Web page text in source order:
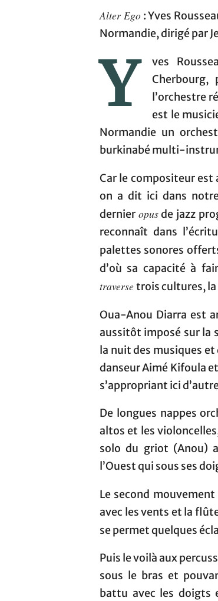
Alter Ego: Yves
Normandie, dirigé par
Y ves
l’orchestre
est le
Normandie un
burkinabé multi-
Car le compositeur
on a dit ici dans
dernier opusde jazz
reconnaît dans
palettes sonores
d’où sa capacité à
traversetrois cultures,
Oua-Anou Diarra est
aussitôt imposé sur la
la nuit des musiques
danseur Aimé Kifoula
s’appropriant ici
De longues nappes
altos et les
solo du griot (Anou)
l’Ouest qui sous ses
Le second
avec les vents et la
se permet quelques
Puis le voilà aux
sous le bras et
battu avec les doigts